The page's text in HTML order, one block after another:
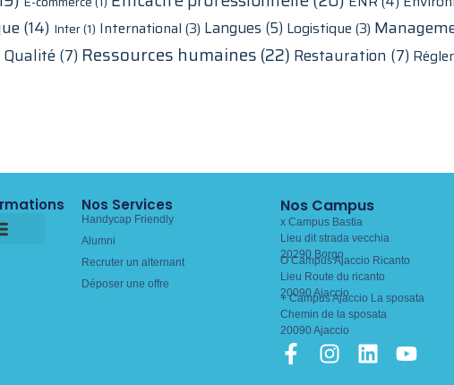
(14) Inter(1) International (3) Langues (5) Logistique (3)
Qualité (7) Ressources humaines (22) Restauration (7)
Nos Services
Handycap Friendly
Alumni
Recruter un alternant
Déposer une offre
Nos Campus
x Campus Bastia
Lieu dit strada vecchia
20290 Borgo
O Campus Ajaccio Ricanto
Lieu Route du ricanto
20090 Ajaccio
+ Campus Ajaccio La sposata
Chemin de la sposata
20090 Ajaccio
F
a
I
n
L
i
Y